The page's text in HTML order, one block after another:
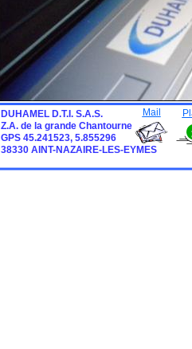
DUHAMEL D.T.I. S.A.S.
Z.A. de la grande Chantourne
GPS 45.241523, 5.855296
38330 AINT-NAZAIRE-LES-EYMES
Mail